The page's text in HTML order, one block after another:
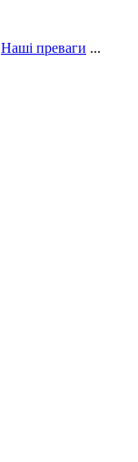
Наші преваги ...